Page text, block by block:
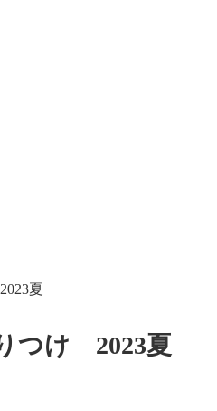
夏
つけ 2023夏